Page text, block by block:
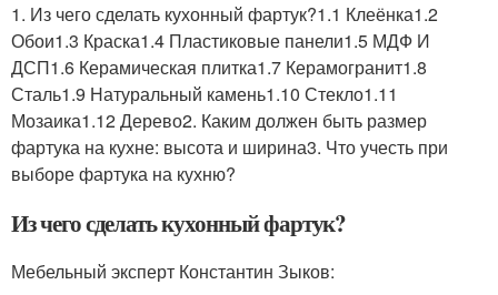
1. Из чего сделать кухонный фартук?1.1 Клеёнка1.2
Обои1.3 Краска1.4 Пластиковые панели1.5 МДФ И
ДСП1.6 Керамическая плитка1.7 Керамогранит1.8
Сталь1.9 Натуральный камень1.10 Стекло1.11
Мозаика1.12 Дерево2. Каким должен быть размер
фартука на кухне: высота и ширина3. Что учесть при
выборе фартука на кухню?
Из чего сделать кухонный фартук?
Мебельный эксперт Константин Зыков: